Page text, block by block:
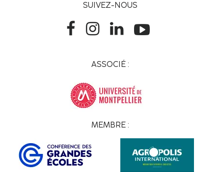
SUIVEZ-NOUS
ASSOCIÉ :
MEMBRE :